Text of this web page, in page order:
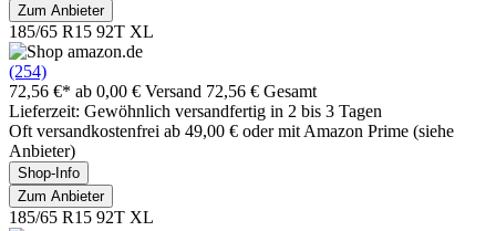
Zum Anbieter
185/65 R15 92T XL
(254)
72,56 €* ab 0,00 € Versand 72,56 € Gesamt
Lieferzeit: Gewöhnlich versandfertig in 2 bis 3 Tagen
Oft versandkostenfrei ab 49,00 € oder mit Amazon Prime (siehe
Anbieter)
Shop-Info
Zum Anbieter
185/65 R15 92T XL